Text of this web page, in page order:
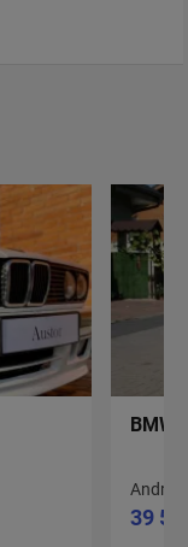
BMW
39